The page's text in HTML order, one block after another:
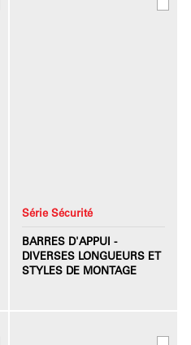
Série Sécurité
BARRES D'APPUI -
DIVERSES LONGUEURS ET
STYLES DE MONTAGE